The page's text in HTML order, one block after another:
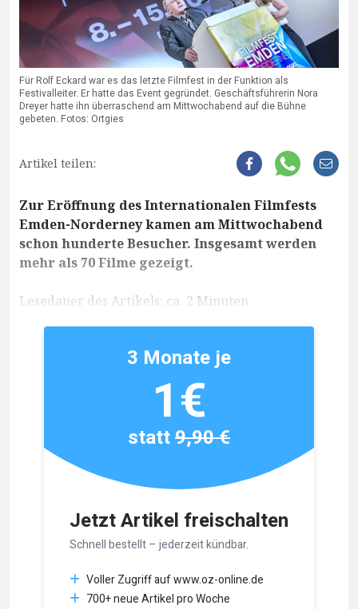
Für Rolf Eckard war es das letzte Filmfest in der Funktion als
Festivalleiter. Er hatte das Event gegründet. Geschäftsführerin Nora
Dreyer hatte ihn überraschend am Mittwochabend auf die Bühne
gebeten. Fotos: Ortgies
Artikel teilen:
Zur Eröffnung des Internationalen Filmfests
Emden-Norderney kamen am Mittwochabend
schon hunderte Besucher. Insgesamt werden
mehr als 70 Filme gezeigt.
Lesedauer des Artikels: ca. 2 Minuten
Jetzt Artikel freischalten
Schnell bestellt – jederzeit kündbar.
Voller Zugriff auf www.oz-online.de
700+ neue Artikel pro Woche
3 Monate je
1€
statt9,90 €